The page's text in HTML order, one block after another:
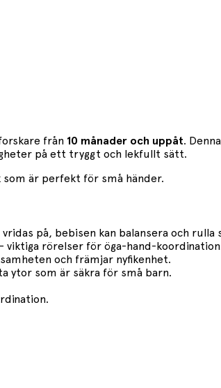
från 10 månader och uppåt.
på ett tryggt och lekfullt sätt.
som är perfekt för små händer.
på, bebisen kan balansera och rulla
viktiga rörelser för öga-hand-
och främjar nyfikenhet.
ytor som är säkra för små barn.